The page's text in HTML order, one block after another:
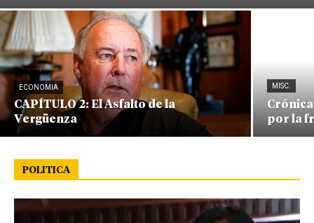
ECONOMIA
CAPÍTULO 2: El Asfalto de la
Vergüenza
MISC.
por la
POLITICA